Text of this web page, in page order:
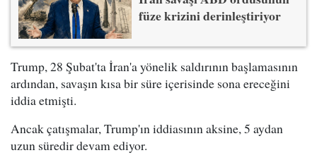
füze krizini derinleştiriyor
Trump, 28 Şubat'ta İran'a yönelik saldırının başlamasının
ardından, savaşın kısa bir süre içerisinde sona ereceğini
iddia etmişti.
Ancak çatışmalar, Trump'ın iddiasının aksine, 5 aydan
uzun süredir devam ediyor.